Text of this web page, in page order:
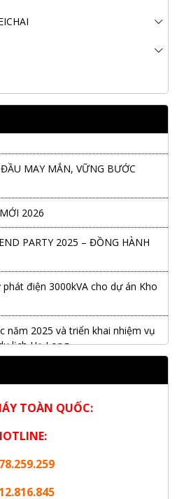
Cho Tàu Vận Tải Minh
MAY MẮN, VỮNG BƯỚC
2026
PARTY 2025 – ĐỒNG HÀNH
điện 3000kVA cho dự án Kho
năm 2025 và triển khai nhiệm vụ
lịch Hạ Long
Ninh Bình & kỷ niệm 15 năm
Sơn Đông tổ chức Hội nghị đối
Weichai Cho Tàu Vận Tải Minh
TOÀN QUỐC: